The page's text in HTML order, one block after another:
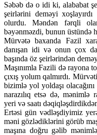
Səbəb də o idi ki, alababat
şeirlərini deməyi
olurdu. Məndən fərqli
bəyənməzdi, bunun üstündə
Mürvətə baxanda Fazil
danışan idi və onun çox
başında öz şeirlərindən
Maşınımla Fazili də rayona
çıxış yolum qalmırdı.
bizimlə yol yoldaşı
narazılıq etsə də, mənimlə
yeri və saatı
Ertəsi gün vədləşdiyimiz
məni gözlədiklərini görüb
maşına doğru gəlib